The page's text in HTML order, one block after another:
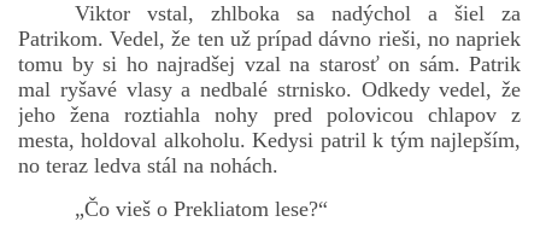
Viktor vstal, zhlboka sa nadýchol a šiel za
Patrikom. Vedel, že ten už prípad dávno rieši, no napriek
tomu by si ho najradšej vzal na starosť on sám. Patrik
mal ryšavé vlasy a nedbalé strnisko. Odkedy vedel, že
jeho žena roztiahla nohy pred polovicou chlapov z
mesta, holdoval alkoholu. Kedysi patril k tým najlepším,
no teraz ledva stál na nohách.
„Čo vieš o Prekliatom lese?“